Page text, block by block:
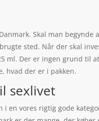
Skal man begynde
sted. Når der skal
ml. Der er ingen grund til
hvad der er i pakken.
sexlivet
vores rigtig gode